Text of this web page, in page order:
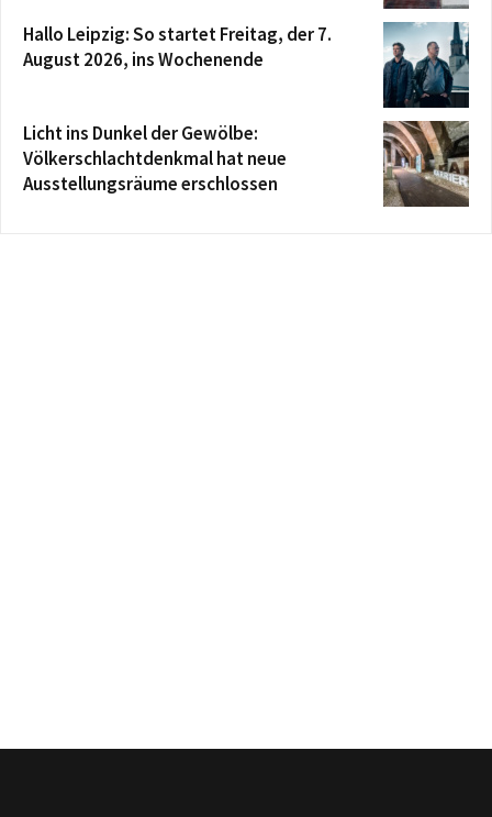
Hallo Leipzig: So startet Freitag, der 7.
August 2026, ins Wochenende
Licht ins Dunkel der Gewölbe:
Völkerschlachtdenkmal hat neue
Ausstellungsräume erschlossen